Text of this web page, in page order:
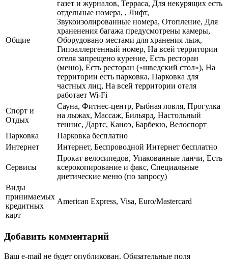
Общие
газет и журналов, Терраса, Для некурящих есть
отдельные номера, , Лифт,
Звукоизолированные номера, Отопление, Для
храненения багажа предусмотрены камеры,
Оборудовано местами для хранения лыж,
Гипоаллергенный номер, На всей территории
отеля запрещено курение, Есть ресторан
(меню), Есть ресторан («шведский стол»), На
территории есть парковка, Парковка для
частных лиц, На всей территории отеля
работает Wi-Fi
Спорт и
Отдых
Сауна, Фитнес-центр, Рыбная ловля, Прогулка
на лыжах, Массаж, Бильярд, Настольный
теннис, Дартс, Каноэ, Барбекю, Велоспорт
Парковка
Парковка бесплатно
Интернет
Интернет, Беспроводной Интернет бесплатно
Сервисы
Прокат велосипедов, Упакованные ланчи, Есть
ксерокопирование и факс, Специальные
диетические меню (по запросу)
Виды
принимаемых
кредитных
карт
American Express, Visa, Euro/Mastercard
Добавить комментарий
Ваш e-mail не будет опубликован. Обязательные поля